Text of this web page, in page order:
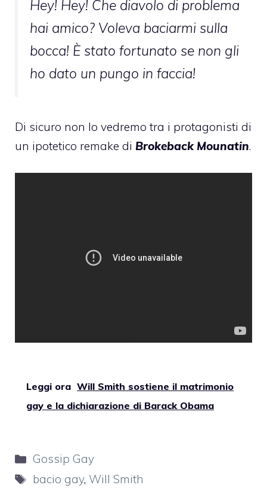
Hey! Hey! Che diavolo di problema
hai amico? Voleva baciarmi sulla
bocca! È stato fortunato se non gli
ho dato un pungo in faccia!
Di sicuro non lo vedremo tra i protagonisti di
un ipotetico remake di Brokeback Mounatin.
Leggi ora Will Smith sostiene il matrimonio
gay e la dichiarazione di Barack Obama
Categorie
Gossip Gay
Tag
bacio gay, Will Smith